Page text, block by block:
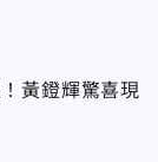
黃鐙輝驚喜現